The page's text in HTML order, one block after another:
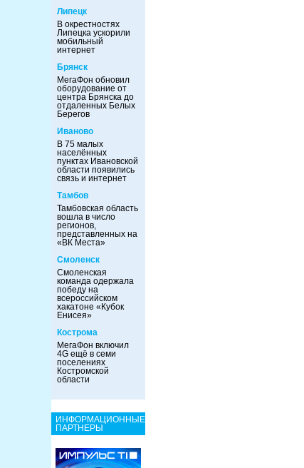
Липецк
В окрестностях
Липецка ускорили
мобильный
интернет
Брянск
МегаФон обновил
оборудование от
центра Брянска до
отдаленных Белых
Берегов
Иваново
В 75 малых
населённых
пунктах Ивановской
области появились
связь и интернет
Тамбов
Тамбовская область
вошла в число
регионов,
представленных на
«ВК Места»
Смоленск
Смоленская
команда одержала
победу на
всероссийском
хакатоне «Кубок
Енисея»
Кострома
МегаФон включил
4G ещё в семи
поселениях
Костромской
области
ИНФОРМАЦИОННЫЕ
ПАРТНЕРЫ